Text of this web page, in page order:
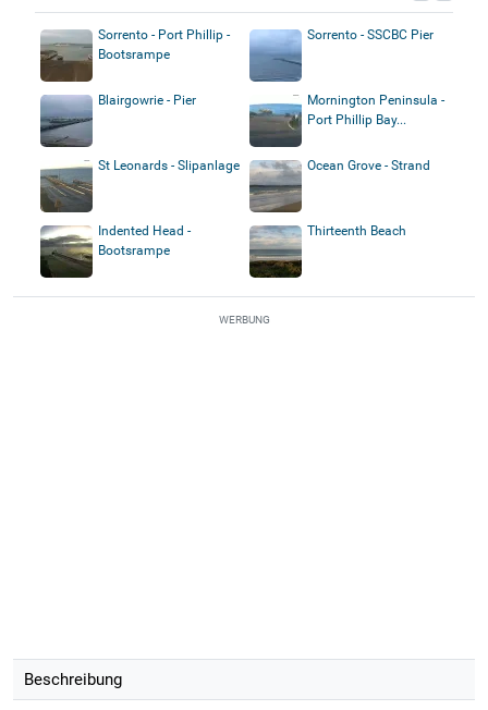
Sorrento - Port Phillip -
Bootsrampe
Sorrento - SSCBC Pier
Blairgowrie - Pier
Mornington Peninsula -
Port Phillip Bay...
St Leonards - Slipanlage Ocean Grove - Strand
Indented Head -
Bootsrampe
Thirteenth Beach
WERBUNG
Beschreibung